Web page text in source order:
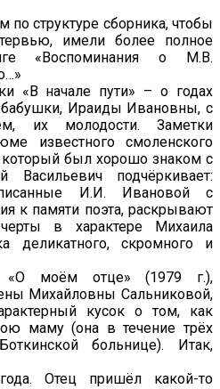
по структуре сборника, чтобы
имели более полное
«Воспоминания о М.В.
«В начале пути» – о годах
Ираиды Ивановны, с
их молодости. Заметки
известного смоленского
был хорошо знаком с
подчёркивает:
И.И. Ивановой с
к памяти поэта, раскрывают
в характере Михаила
деликатного, скромного и
«О моём отце» (1979 г.),
Михайловны Сальниковой,
кусок о том, как
маму (она в течение трёх
больнице). Итак,
Отец пришёл какой-то